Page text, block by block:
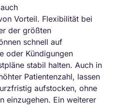
Vorteil. Flexibilität bei
der größten
schnell auf
oder Kündigungen
stabil halten. Auch in
Patientenzahl, lassen
aufstocken, ohne
einzugehen. Ein weiterer